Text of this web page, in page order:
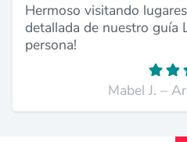
Hermoso visitando
detallada de nuestro guía
persona!
Mabel J. –